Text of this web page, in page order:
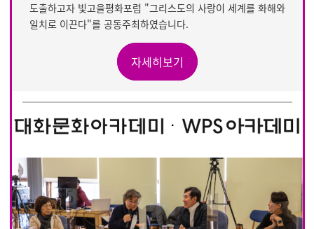
도출하고자 빛고을평화포럼 "그리스도의 사랑이 세계를 화해와
일치로 이끈다"를 공동주최하였습니다.
자세히보기